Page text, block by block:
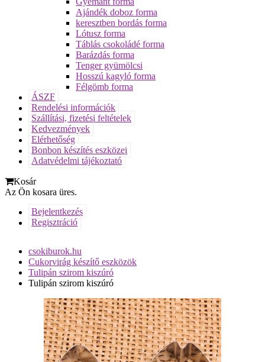
Ajándék doboz forma
keresztben bordás forma
Lótusz forma
Táblás csokoládé forma
Barázdás forma
Tenger gyümölcsi
Hosszú kagyló forma
Félgömb forma
ÁSZF
Rendelési információk
Szállítási, fizetési feltételek
Kedvezmények
Elérhetőség
Bonbon készítés eszközei
Adatvédelmi tájékoztató
Kosár
Az Ön kosara üres.
Bejelentkezés
Regisztráció
csokiburok.hu
Cukorvirág készítő eszközök
Tulipán szirom kiszúró
Tulipán szirom kiszúró